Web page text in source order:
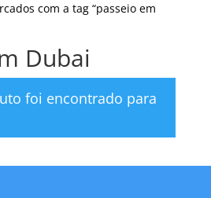
com a tag “passeio em
Dubai
foi encontrado para